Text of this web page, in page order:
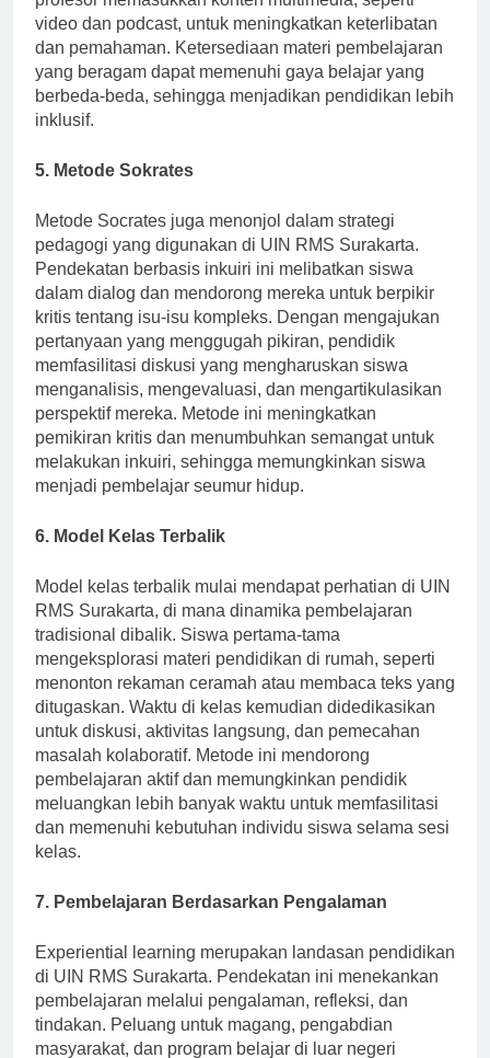
profesor memasukkan konten multimedia, seperti
video dan podcast, untuk meningkatkan keterlibatan
dan pemahaman. Ketersediaan materi pembelajaran
yang beragam dapat memenuhi gaya belajar yang
berbeda-beda, sehingga menjadikan pendidikan lebih
Metode Socrates juga menonjol dalam strategi
pedagogi yang digunakan di UIN RMS Surakarta.
Pendekatan berbasis inkuiri ini melibatkan siswa
dalam dialog dan mendorong mereka untuk berpikir
kritis tentang isu-isu kompleks. Dengan mengajukan
pertanyaan yang menggugah pikiran, pendidik
memfasilitasi diskusi yang mengharuskan siswa
menganalisis, mengevaluasi, dan mengartikulasikan
perspektif mereka. Metode ini meningkatkan
pemikiran kritis dan menumbuhkan semangat untuk
melakukan inkuiri, sehingga memungkinkan siswa
Model kelas terbalik mulai mendapat perhatian di UIN
RMS Surakarta, di mana dinamika pembelajaran
tradisional dibalik. Siswa pertama-tama
mengeksplorasi materi pendidikan di rumah, seperti
menonton rekaman ceramah atau membaca teks yang
ditugaskan. Waktu di kelas kemudian didedikasikan
untuk diskusi, aktivitas langsung, dan pemecahan
masalah kolaboratif. Metode ini mendorong
pembelajaran aktif dan memungkinkan pendidik
meluangkan lebih banyak waktu untuk memfasilitasi
dan memenuhi kebutuhan individu siswa selama sesi
Experiential learning merupakan landasan pendidikan
di UIN RMS Surakarta. Pendekatan ini menekankan
pembelajaran melalui pengalaman, refleksi, dan
tindakan. Peluang untuk magang, pengabdian